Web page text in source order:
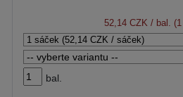
52,14 CZK / bal.
bal.